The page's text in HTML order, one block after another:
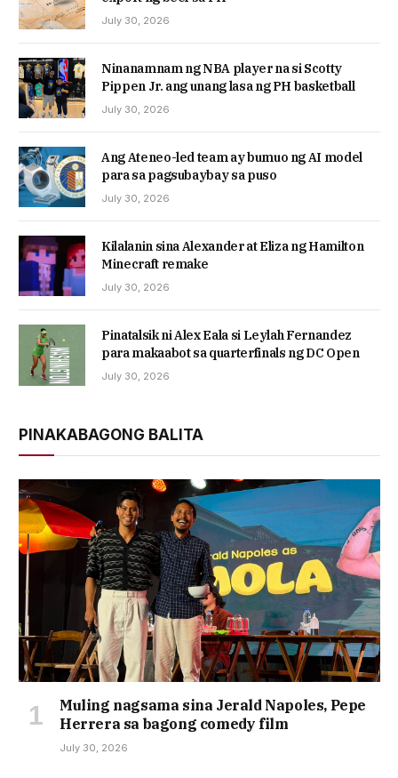
July 30, 2026
Ninanamnam ng NBA player na si Scotty
Pippen Jr. ang unang lasa ng PH basketball
July 30, 2026
Ang Ateneo-led team ay bumuo ng AI model
para sa pagsubaybay sa puso
July 30, 2026
Kilalanin sina Alexander at Eliza ng Hamilton
Minecraft remake
July 30, 2026
Pinatalsik ni Alex Eala si Leylah Fernandez
para makaabot sa quarterfinals ng DC Open
July 30, 2026
PINAKABAGONG BALITA
Muling nagsama sina Jerald Napoles, Pepe
Herrera sa bagong comedy film
July 30, 2026